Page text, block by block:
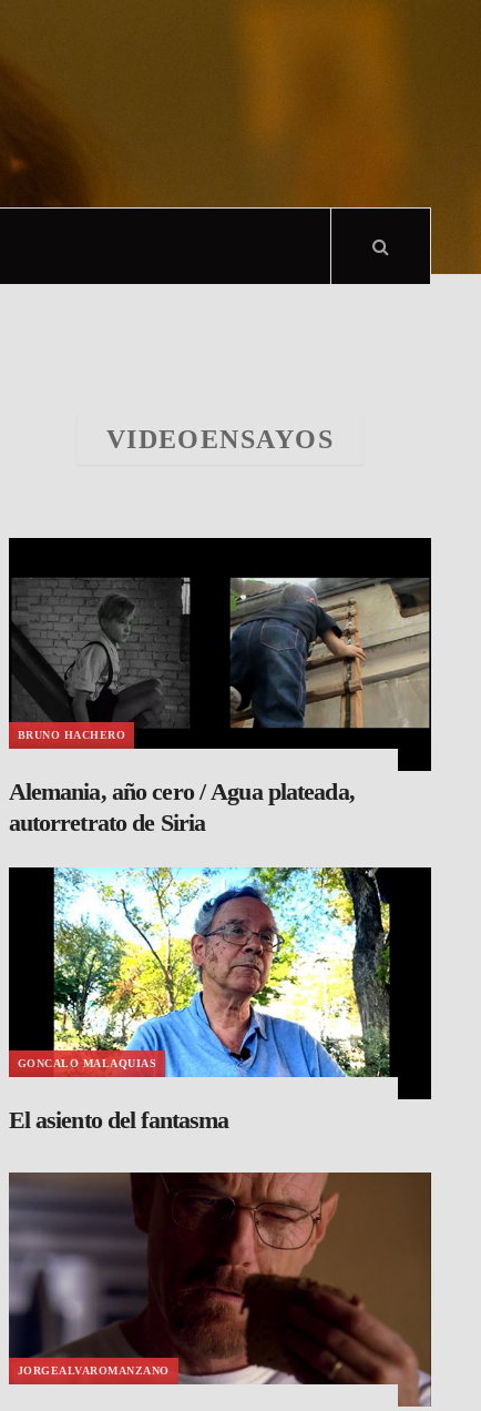
VIDEOENSAYOS
BRUNO HACHERO
Alemania, año cero / Agua plateada,
autorretrato de Siria
GONCALO MALAQUIAS
El asiento del fantasma
JORGEALVAROMANZANO